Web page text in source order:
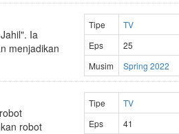
Ia
menjadikan
Tipe
TV
Eps
25
Musim
Spring 2022
robot
Tipe
TV
Eps
41